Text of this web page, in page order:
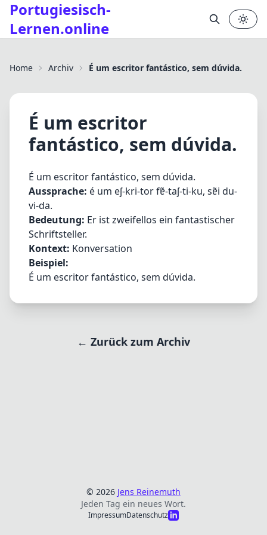
Portugiesisch-
Lernen.online
Home Archiv É um escritor fantástico, sem dúvida.
É um escritor
fantástico, sem dúvida.
É um escritor fantástico, sem dúvida.
Aussprache: é um eʃ-kri-tor fɐ̃-taʃ-ti-ku, sɐ̃i du-
vi-da.
Bedeutung: Er ist zweifellos ein fantastischer
Schriftsteller.
Kontext: Konversation
Beispiel:
É um escritor fantástico, sem dúvida.
← Zurück zum Archiv
✕
© 2026 Jens Reinemuth
Jeden Tag ein neues Wort.
ImpressumDatenschutz